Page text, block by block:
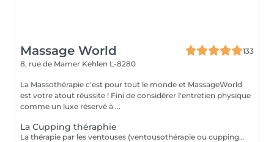
Massage World
133
8, rue de Mamer Kehlen L-8280
La Massothérapie c'est pour tout le monde et MassageWorld
est votre atout réussite ! Fini de considérer l'entretien physique
comme un luxe réservé à ...
La Cupping théraphie
La thérapie par les ventouses (ventousothérapie ou cupping) peut être employée pour divers problèmes de santé. Actuellement, elle est surtout utilisée pour soulager les douleurs musculosquelettiques. 'application des ventouses active fortement la circulation du sang et par le fait même, soulage la douleur. Jusqu'à récemment cette technique était très peu connue de la plupart des gens en occident. Depuis quelques années elle gagne en popularité. La thérapie par les ventouses est maintenant de plus en plus répendue. L'aspiration provoquée par les ventouses augmente considérablement la circulation sanguine au niveau des vaisseaux sanguins capillaires des muscles, tissus conjonctifs et des fascias. Elle améliore aussi la circulation lymphatique. Ainsi, elle libère la stagnation de Qi et de Sang dans les zones douloureuses. Cela a pour effet de diminuer les douleurs, les tensions, les contractions et les spasmes musculaires. De plus, le cupping favorise la guérison et permet d'éliminer plus rapidement l'acide lactique accumulé dans les muscles par l'effort physique. Le cupping est aussi utilisé pour chasser les pathogènes à l'extérieur du corps et dégager les voies respiratoires en cas de rhumes, grippes ou bronchites. Laissez-vous surprendre par cette technique millénaire.